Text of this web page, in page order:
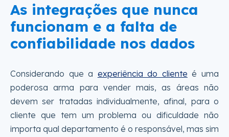
As integrações que nunca
funcionam e a falta de
confiabilidade nos dados
Considerando que a experiência do cliente é uma
poderosa arma para vender mais, as áreas não
devem ser tratadas individualmente, afinal, para o
cliente que tem um problema ou dificuldade não
importa qual departamento é o responsável, mas sim